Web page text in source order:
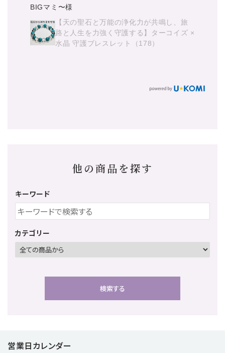
【海の精霊の宝石が四方を守り、清らか
リン × 水晶 守護ブレスレット(523)
他の商品を探す
キーワード
カテゴリー
検索する
営業日カレンダー